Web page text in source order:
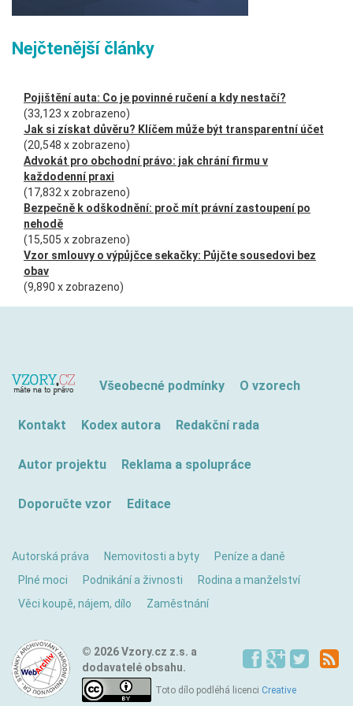
Nejčtenější články
Pojištění auta: Co je povinné ručení a kdy nestačí?
(33,123 x zobrazeno)
Jak si získat důvěru? Klíčem může být transparentní účet
(20,548 x zobrazeno)
Advokát pro obchodní právo: jak chrání firmu v
každodenní praxi
(17,832 x zobrazeno)
Bezpečně k odškodnění: proč mít právní zastoupení po
nehodě
(15,505 x zobrazeno)
Vzor smlouvy o výpůjčce sekačky: Půjčte sousedovi bez
obav
(9,890 x zobrazeno)
Všeobecné podmínky O vzorech
Kontakt Kodex autora Redakční rada
Autor projektu Reklama a spolupráce
Doporučte vzor Editace
Autorská práva Nemovitosti a byty
Peníze a daně
Plné moci
Podnikání a živnosti
Rodina a manželství
Věci koupě, nájem, dílo
Zaměstnání
© 2026 Vzory.cz z.s. a
dodavatelé obsahu.
Toto dílo podléhá licenci Creative